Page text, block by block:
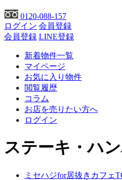
0120-088-157
ログイン 会員登録
会員登録 LINE登録
新着物件一覧
マイページ
お気に入り物件
閲覧履歴
コラム
お店を売りたい方へ
ログイン
ステーキ・ハ
ミセハジfor居抜きカフェ